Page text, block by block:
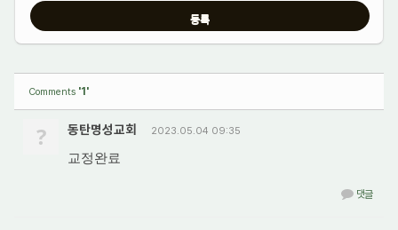
Comments '1'
? 동탄명성교회 2023.05.04 09:35
교정완료
댓글